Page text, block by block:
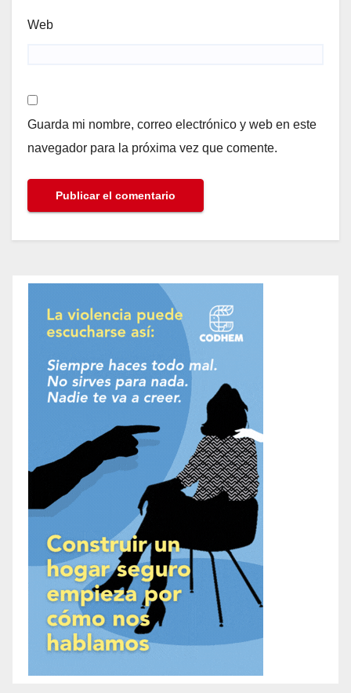
Web
Guarda mi nombre, correo electrónico y web en este
navegador para la próxima vez que comente.